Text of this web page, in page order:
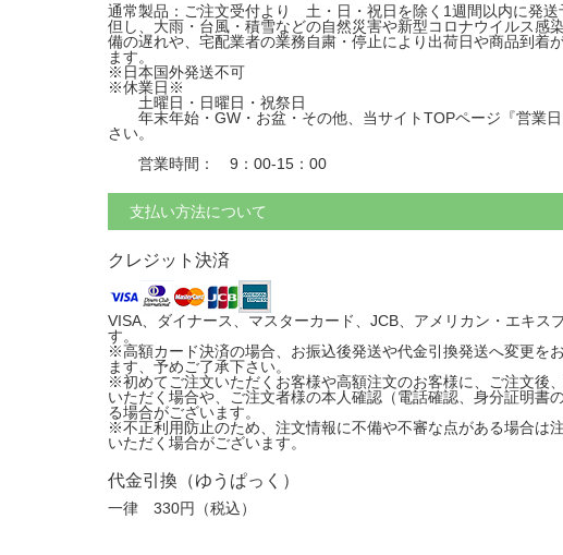
通常製品：ご注文受付より 土・日・祝日を除く1週間以内に発送
但し、大雨・台風・積雪などの自然災害や新型コロナウイルス感
備の遅れや、宅配業者の業務自粛・停止により出荷日や商品到着
ます。
※日本国外発送不可
※休業日※
土曜日・日曜日・祝祭日
年末年始・GW・お盆・その他、当サイトTOPページ『営業日
さい。
営業時間： 9：00-15：00
支払い方法について
クレジット決済
VISA、ダイナース、マスターカード、JCB、アメリカン・エキス
す。
※高額カード決済の場合、お振込後発送や代金引換発送へ変更を
ます、予めご了承下さい。
※初めてご注文いただくお客様や高額注文のお客様に、ご注文後
いただく場合や、ご注文者様の本人確認（電話確認、身分証明書
る場合がございます。
※不正利用防止のため、注文情報に不備や不審な点がある場合は
いただく場合がございます。
代金引換（ゆうぱっく）
一律 330円（税込）